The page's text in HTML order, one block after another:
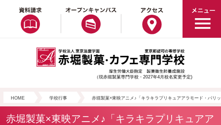
（現赤堀製菓専門学校・2027年4月校名変更予定)
HOME 学校行事 赤堀製菓×東映アニメ♪「キラキラプリキュアアラモード・パリ
赤堀製菓×東映アニメ♪「キラキラプリキュアア